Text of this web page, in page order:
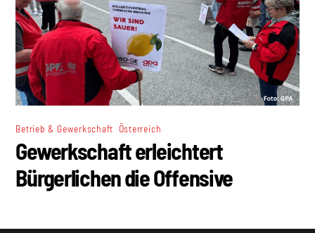
Betrieb & Gewerkschaft Österreich
Gewerkschaft erleichtert
Bürgerlichen die Offensive